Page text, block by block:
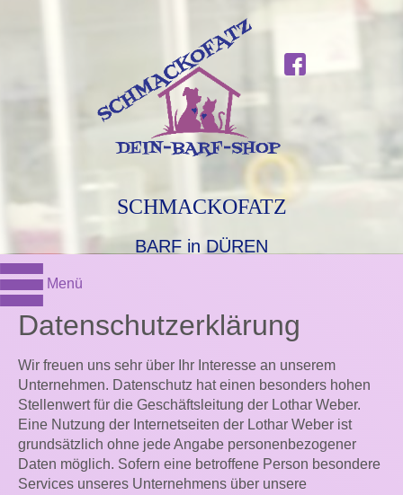
SCHMACKOFATZ
BARF in DÜREN
Menü
Datenschutzerklärung
Wir freuen uns sehr über Ihr Interesse an unserem
Unternehmen. Datenschutz hat einen besonders hohen
Stellenwert für die Geschäftsleitung der Lothar Weber.
Eine Nutzung der Internetseiten der Lothar Weber ist
grundsätzlich ohne jede Angabe personenbezogener
Daten möglich. Sofern eine betroffene Person besondere
Services unseres Unternehmens über unsere